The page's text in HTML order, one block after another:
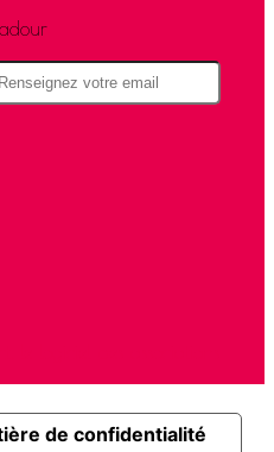
de confidentialité